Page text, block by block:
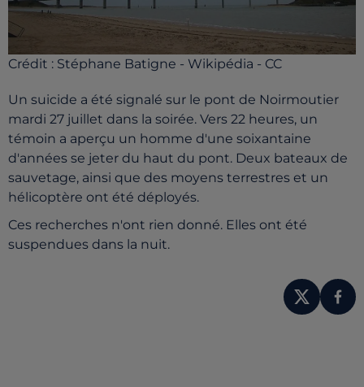
Crédit : Stéphane Batigne - Wikipédia - CC
Un suicide a été signalé sur le pont de Noirmoutier
mardi 27 juillet dans la soirée. Vers 22 heures, un
témoin a aperçu un homme d'une soixantaine
d'années se jeter du haut du pont. Deux bateaux de
sauvetage, ainsi que des moyens terrestres et un
hélicoptère ont été déployés.
Ces recherches n'ont rien donné. Elles ont été
suspendues dans la nuit.